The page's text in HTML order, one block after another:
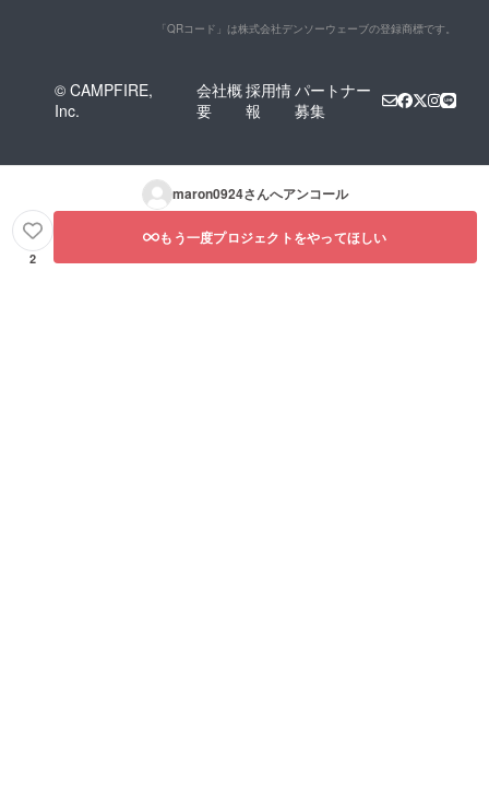
「QRコード」は株式会社デンソーウェーブの登録商標です。
© CAMPFIRE,
Inc.
会社概
要
採用情
報
パートナー
募集
maron0924さんへアンコール
2
もう一度プロジェクトをやってほしい